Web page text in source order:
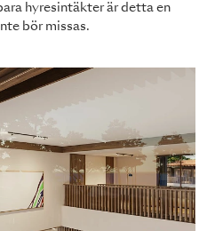
hyresintäkter är detta en
bör missas.